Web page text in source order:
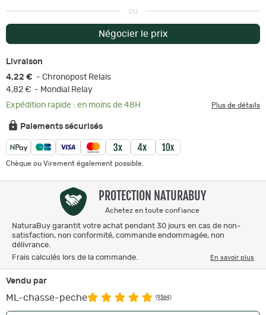
ou
Négocier le prix
Livraison
4,22 € - Chronopost Relais
4,82 € - Mondial Relay
Expédition rapide : en moins de 48H
Plus de détails
Paiements sécurisés
Chèque ou Virement également possible.
PROTECTION NATURABUY
Achetez en toute confiance
NaturaBuy garantit votre achat pendant 30 jours en cas de non-
satisfaction, non conformité, commande endommagée, non
délivrance.
Frais calculés lors de la commande.
En savoir plus
Vendu par
ML-chasse-peche (9364)